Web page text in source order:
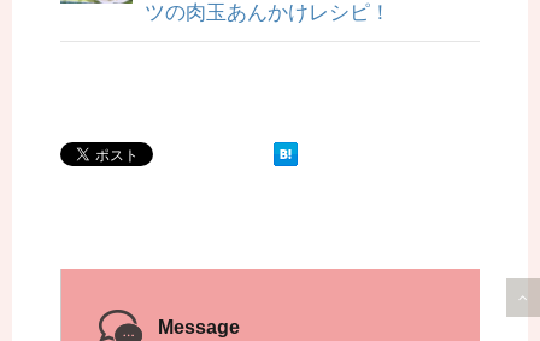
ツの肉玉あんかけレシピ！
Message